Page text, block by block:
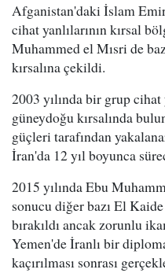
Afganistan'daki İslam
cihat yanlılarının kırsal
Muhammed el Mısri de
kırsalına çekildi.
2003 yılında bir grup
güneydoğu kırsalında
güçleri tarafından
İran'da 12 yıl boyunca
2015 yılında Ebu
sonucu diğer bazı El
bırakıldı ancak zorunlu
Yemen'de İranlı bir
kaçırılması sonrası